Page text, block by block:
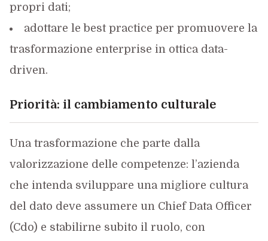
propri dati;
adottare le best practice per promuovere la
trasformazione enterprise in ottica data-
driven.
Priorità: il cambiamento culturale
Una trasformazione che parte dalla
valorizzazione delle competenze: l’azienda
che intenda sviluppare una migliore cultura
del dato deve assumere un Chief Data Officer
(Cdo) e stabilirne subito il ruolo, con